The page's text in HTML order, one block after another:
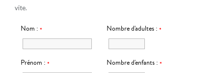
vite.
Nom : *
Prénom : *
Nombre d'adultes :*
Nombre d'enfants :*